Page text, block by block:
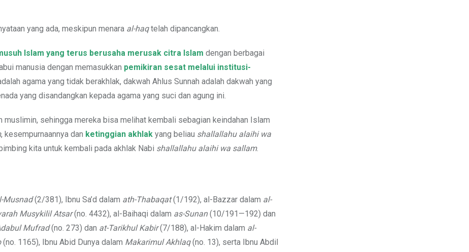
yang ada, meskipun menara al-haqtelah dipancangkan.
Islam yang terus berusaha merusak citra Islam dengan berbagai
manusia dengan memasukkan pemikiran sesat melalui institusi-
agama yang tidak berakhlak, dakwah Ahlus Sunnah adalah dakwah yang
yang disandangkan kepada agama yang suci dan agung ini.
muslimin, sehingga mereka bisa melihat kembali sebagian keindahan Islam
, kesempurnaannya dan ketinggian akhlak yang beliau shallallahu alaihi wa
kita untuk kembali pada akhlak Nabi shallallahu alaihi wa sallam.
Musnad(2/381), Ibnu Sa’d dalam ath-Thabaqat(1/192), al-Bazzar dalam al-
Musykilil Atsar(no. 4432), al-Baihaqi dalam as-Sunan(10/191—192) dan
Mufrad(no. 273) dan at-Tarikhul Kabir(7/188), al-Hakim dalam al-
(no. 1165), Ibnu Abid Dunya dalam Makarimul Akhlaq(no. 13), serta Ibnu Abdil